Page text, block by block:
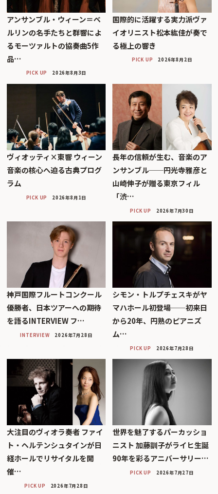
アンサンブル・ウィーン＝ベ
ルリンの名手たちと群響によ
るモーツァルトの協奏曲5作
品…
PICK UP 2026年8月3日
国際的に活躍する実力派ヴァ
イオリニスト松本紘佳が奏で
る極上の響き
PICK UP 2026年8月2日
ヴィオッティ×東響 ウィーン
音楽の核心へ迫る古典プログ
ラム
PICK UP 2026年8月1日
長年の信頼が生む、音楽のア
ンサンブル──円光寺雅彦と
山崎伸子が贈る東京フィル
「渋…
PICK UP 2026年7月30日
神戸国際フルートコンクール
優勝者、日本ツアーへの期待
を語るINTERVIEW フ…
INTERVIEW 2026年7月28日
シモン・トルプチェスキがヤ
マハホール初登場──初来日
から20年、円熟のピアニズ
ム…
PICK UP 2026年7月28日
大注目のヴィオラ奏者 ファイ
ト・ヘルテンシュタインが日
経ホールでリサイタルを開
催…
PICK UP 2026年7月28日
世界を魅了するパーカッショ
ニスト 加藤訓子がライヒ生誕
90年を彩るアニバーサリー…
PICK UP 2026年7月27日